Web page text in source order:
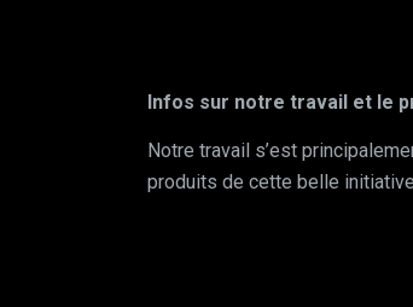
Infos sur notre travail et le
Notre travail s’est
produits de cette belle